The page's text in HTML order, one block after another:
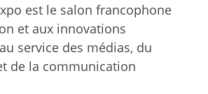
est le salon francophone
et aux innovations
service des médias, du
de la communication